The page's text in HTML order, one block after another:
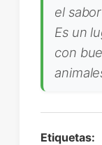
el
Es un
con
Etiquetas: